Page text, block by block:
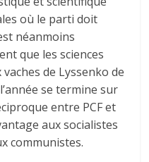
où le parti doit
néanmoins
que les sciences
de Lyssenko de
se termine sur
entre PCF et
aux socialistes
communistes.